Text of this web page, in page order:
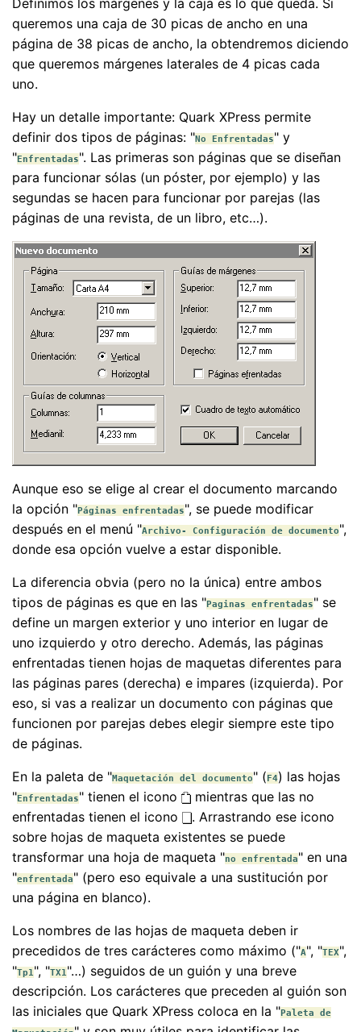
Definimos los márgenes y la caja es lo que queda. Si
queremos una caja de 30 picas de ancho en una
página de 38 picas de ancho, la obtendremos diciendo
que queremos márgenes laterales de 4 picas cada
uno.
Hay un detalle importante: Quark XPress permite
definir dos tipos de páginas: "No Enfrentadas" y
"Enfrentadas". Las primeras son páginas que se diseñan
para funcionar sólas (un póster, por ejemplo) y las
segundas se hacen para funcionar por parejas (las
páginas de una revista, de un libro, etc…).
Aunque eso se elige al crear el documento marcando
la opción "Páginas enfrentadas", se puede modificar
después en el menú "Archivo- Configuración de documento",
donde esa opción vuelve a estar disponible.
La diferencia obvia (pero no la única) entre ambos
tipos de páginas es que en las "Paginas enfrentadas" se
define un margen exterior y uno interior en lugar de
uno izquierdo y otro derecho. Además, las páginas
enfrentadas tienen hojas de maquetas diferentes para
las páginas pares (derecha) e impares (izquierda). Por
eso, si vas a realizar un documento con páginas que
funcionen por parejas debes elegir siempre este tipo
de páginas.
En la paleta de "Maquetación del documento" (F4) las hojas
"Enfrentadas" tienen el icono
mientras que las no
enfrentadas tienen el icono
. Arrastrando ese icono
sobre hojas de maqueta existentes se puede
transformar una hoja de maqueta "no enfrentada" en una
"enfrentada" (pero eso equivale a una sustitución por
una página en blanco).
Los nombres de las hojas de maqueta deben ir
precedidos de tres carácteres como máximo ("A", "TEX",
"Tp1", "TX1"…) seguidos de un guión y una breve
descripción. Los carácteres que preceden al guión son
las iniciales que Quark XPress coloca en la "Paleta de